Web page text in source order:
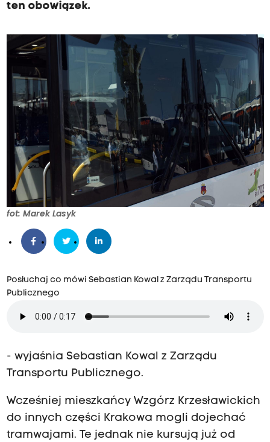
ten obowiązek.
fot: Marek Lasyk
Posłuchaj co mówi Sebastian Kowal z Zarządu Transportu
Publicznego
- wyjaśnia Sebastian Kowal z Zarządu
Transportu Publicznego.
Wcześniej mieszkańcy Wzgórz Krzesławickich
do innych części Krakowa mogli dojechać
tramwajami. Te jednak nie kursują już od